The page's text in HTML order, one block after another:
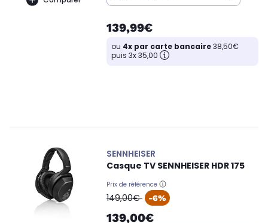
139,99€
ou 4x par carte bancaire38,50€
puis 3x 35,00
SENNHEISER
Casque TV SENNHEISER HDR 175
Prix de référence
oldPrice
149,00€ -6%
139,00€